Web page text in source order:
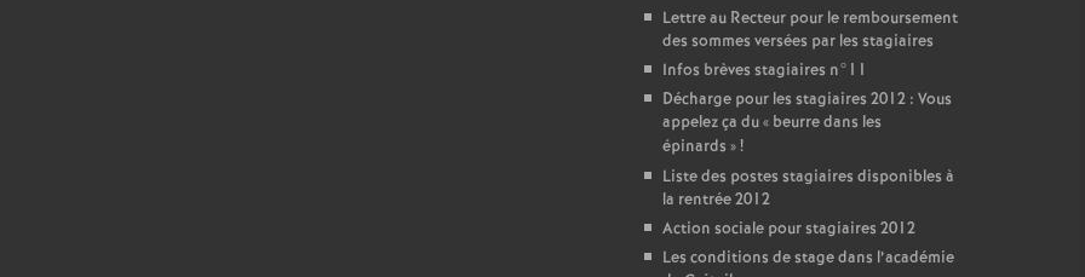
Lettre au Recteur pour le remboursement
des sommes versées par les stagiaires
Infos brèves stagiaires n°11
Décharge pour les stagiaires 2012 : Vous
appelez ça du « beurre dans les
épinards »!
Liste des postes stagiaires disponibles à
la rentrée 2012
Action sociale pour stagiaires 2012
Les conditions de stage dans l’académie